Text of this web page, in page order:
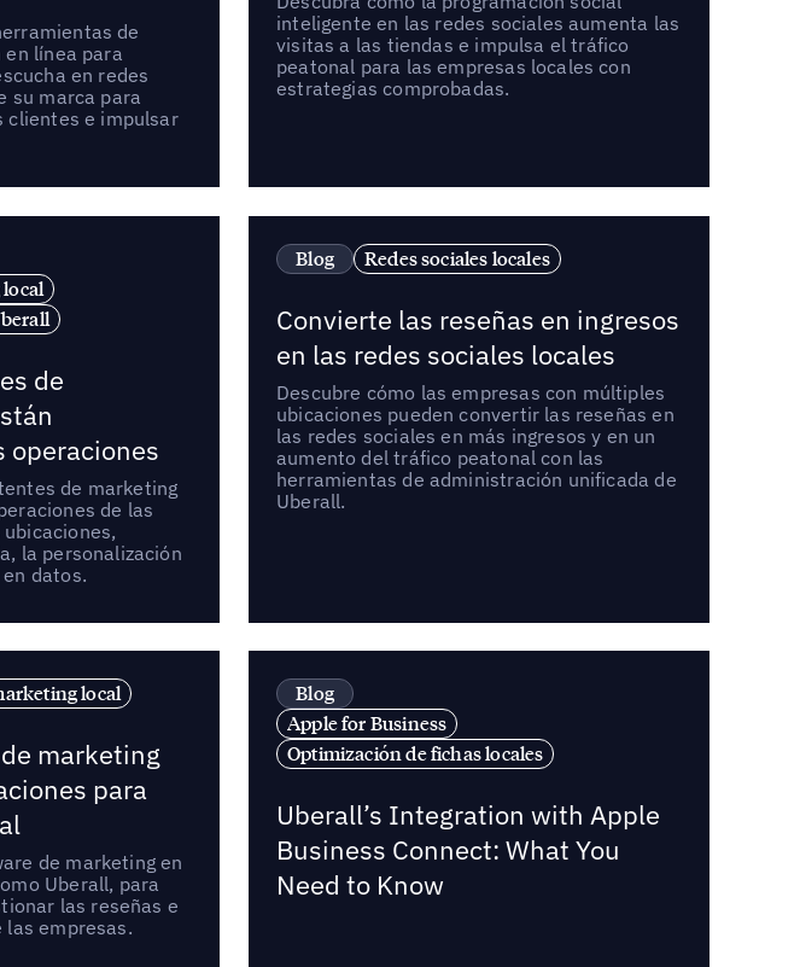
de
línea para
en redes
su marca para
clientes e impulsar
inteligente en las redes sociales aumenta las
visitas a las tiendas e impulsa el tráfico
peatonal para las empresas locales con
estrategias comprobadas.
de
operaciones
de marketing
de las
la personalización
datos.
Blog Redes sociales locales
Convierte las reseñas en ingresos
en las redes sociales locales
Descubre cómo las empresas con múltiples
ubicaciones pueden convertir las reseñas en
las redes sociales en más ingresos y en un
aumento del tráfico peatonal con las
herramientas de administración unificada de
Uberall.
local
marketing
para
de marketing en
Uberall, para
las reseñas e
las empresas.
Blog
Apple for Business
Optimización de fichas locales
Uberall’s Integration with Apple
Business Connect: What You
Need to Know